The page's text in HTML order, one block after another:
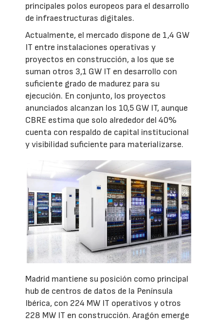
principales polos europeos para el desarrollo
de infraestructuras digitales.
Actualmente, el mercado dispone de 1,4 GW
IT entre instalaciones operativas y
proyectos en construcción, a los que se
suman otros 3,1 GW IT en desarrollo con
suficiente grado de madurez para su
ejecución. En conjunto, los proyectos
anunciados alcanzan los 10,5 GW IT, aunque
CBRE estima que solo alrededor del 40%
cuenta con respaldo de capital institucional
y visibilidad suficiente para materializarse.
Madrid mantiene su posición como principal
hub de centros de datos de la Península
Ibérica, con 224 MW IT operativos y otros
228 MW IT en construcción. Aragón emerge